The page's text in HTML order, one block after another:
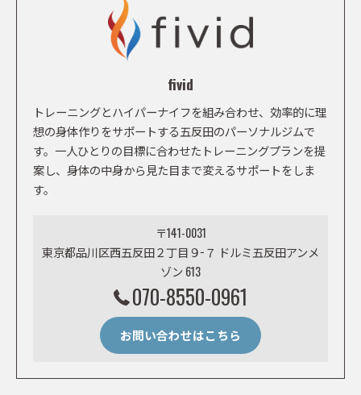
fivid
トレーニングとハイパーナイフを組み合わせ、効率的に理
想の身体作りをサポートする五反田のパーソナルジムで
す。一人ひとりの目標に合わせたトレーニングプランを提
案し、身体の中身から見た目まで変えるサポートをしま
す。
〒141-0031
東京都品川区西五反田２丁目９−７ ドルミ五反田アンメ
ゾン 613
070-8550-0961
お問い合わせはこちら